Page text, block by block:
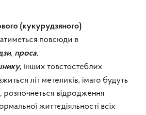
(кукурудзяного)
повсюди в
, проса,
інших товстостеблих
літ метеликів, імаго будуть
розпочнеться відродження
життєдіяльності всіх